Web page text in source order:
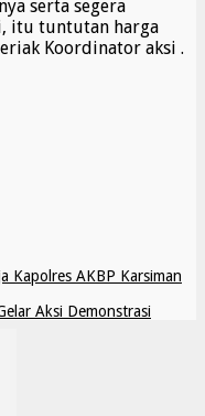
serta segera
itu tuntutan harga
Koordinator aksi .
Kapolres AKBP Karsiman
Aksi Demonstrasi